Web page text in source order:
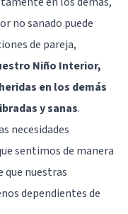
no sanado puede
de pareja,
Niño Interior,
en los demás
y sanas.
necesidades
sentimos de manera
que nuestras
dependientes de